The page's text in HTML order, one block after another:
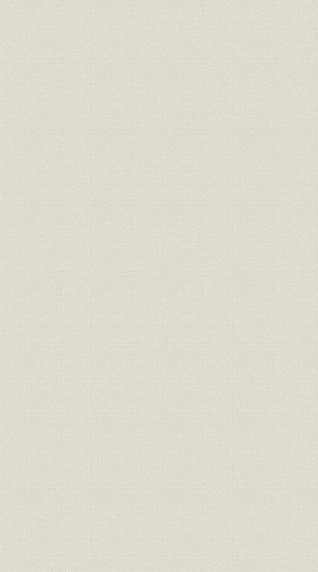
生命保険;経済団体
「生命保険会社協会」のポスタ
ー
[昭和13年
経営;業界
昭和13年度末普通生命保険保有
契約高順位
昭和13年
売上;資産 保有契約高10億達成までの推移
大正14年
(1939年)6
資産 戦前・戦時下の運用資産の状況
昭和5年度
年度(1935
(1940年度
年度)
事業所 本社移転先の「愛日国民学校」 [昭和20年
社名;広告宣伝 [新会社]「国民生命」設立広告 昭和22年
スローガン;売上
[保有契約高]5位必成のスローガ
ン
[昭和26年
社名;役員
ラジオ放送を通じ[住友生命保険
への]社名改称挨拶をする芦田[泰
三]社長
[昭和27年
催し
[新会社創立]5周年躍進記念祝賀
会
[昭和28年
販売;組織 [昭和]30年代の販売組織 [昭和31年
教育・研修;施設 教育研修所(豊中市服部) [昭和35年
商品;広告宣伝
[定期付養老保険]「しあわせの保
険“蒼い鳥”」パンフレット
[昭和38年
売上 昭和40年度計画指標達成状況 昭和40年